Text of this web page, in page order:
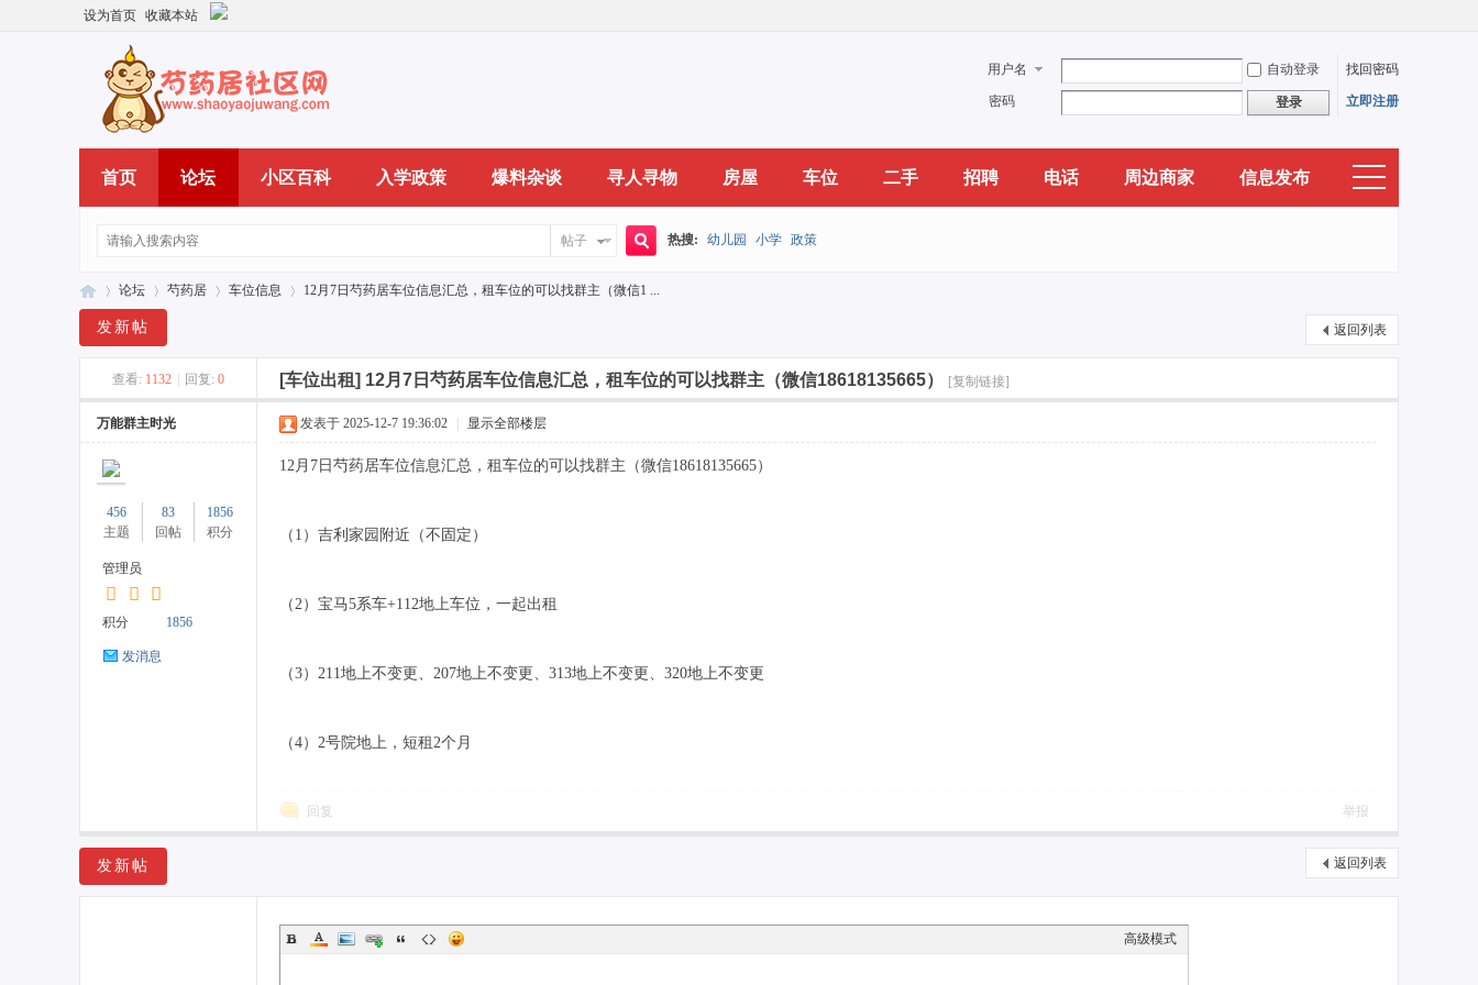
设为首页 收藏本站
用户名 自动登录 找回密码
密码 登录 立即注册
首页 论坛 小区百科 入学政策 爆料杂谈 寻人寻物 房屋 车位 二手 招聘 电话 周边商家 信息发布
帖子
索
热搜: 幼儿园 小学 政策
论坛
›
芍药居
›
车位信息
›
12月7日芍药居车位信息汇总，租车位的可以找群主（微信1 ...
返回列表
发新帖
查看: 1132 回复: 0 [车位出租] 12月7日芍药居车位信息汇总，租车位的可以找群主（微信18618135665） [复制链接]
万能群主时光
456
主题
83
回帖
1856
积分
管理员
积分 1856
发消息
发表于 2025-12-7 19:36:02 显示全部楼层
12月7日芍药居车位信息汇总，租车位的可以找群主（微信18618135665）
（1）吉利家园附近（不固定）
（2）宝马5系车+112地上车位，一起出租
（3）211地上不变更、207地上不变更、313地上不变更、320地上不变更
（4）2号院地上，短租2个月
回复 举报
返回列表
发新帖
高级模式